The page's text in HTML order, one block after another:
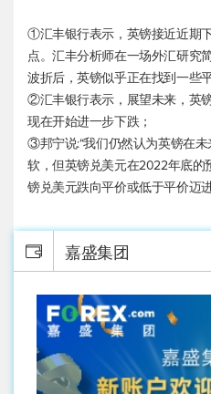
①汇丰银行表示，英镑接近近期
点。汇丰分析师在一场外汇研究
波折后，英镑似乎正在找到一些
②汇丰银行表示，展望未来，英
现在开始进一步下跌；
③邦宁说:“我们仍然认为英镑在
软，但英镑兑美元在2022年底的
镑兑美元跌向平价或低于平价迈
嘉盛集团